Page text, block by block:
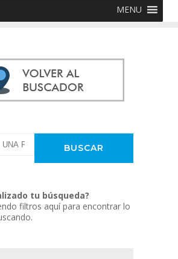
MENU
tu búsqueda?
filtros aquí para encontrar lo